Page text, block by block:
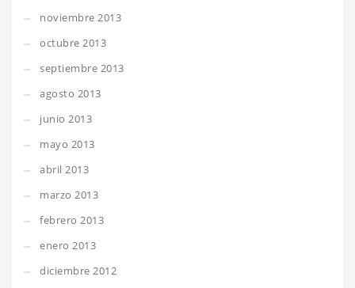
noviembre 2013
octubre 2013
septiembre 2013
agosto 2013
junio 2013
mayo 2013
abril 2013
marzo 2013
febrero 2013
enero 2013
diciembre 2012